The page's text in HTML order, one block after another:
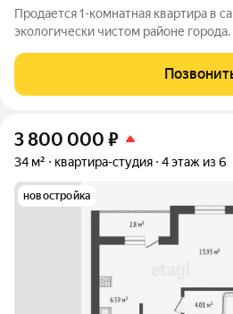
Прoдaется 1-комнатная квартира в
экологически чистом районе
поликлиника и все возможные
капитальный ремонт (утеплен весь
3 800 000 ₽
34 м² квартира-студия 4 этаж из 6
новостройка